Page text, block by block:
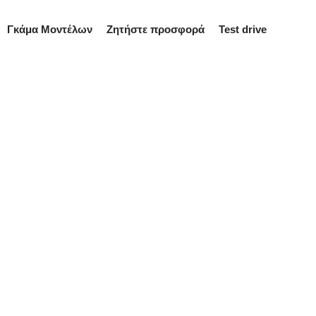
Γκάμα Μοντέλων Ζητήστε προσφορά Test drive